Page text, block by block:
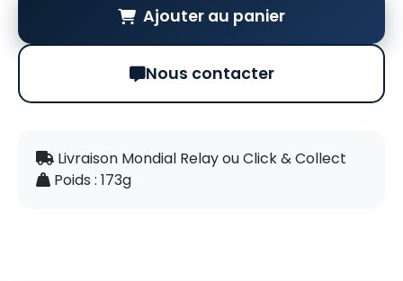
Ajouter au panier
Nous contacter
Livraison Mondial Relay ou Click & Collect
Poids : 173g